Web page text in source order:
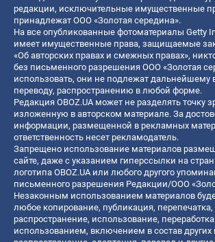
редакции, исключительные имущественные
принадлежат ООО «Золотая середина».
На все опубликованные фотоматериалы Getty
имеет имущественные права, защищаемые
«Об авторских правах и смежных правах»,
без письменного разрешения ООО «Золотая
использовать, они не подлежат дальнейшему
переводу, распространению в любой форме.
Редакция OBOZ.UA может не разделять точку
изложенную в авторском материале. За
информации, размещенной в рекламных
ответственность несет рекламодатель.
Запрещено использование материалов
сайте, даже с указанием гиперссылки на
логотипа OBOZ.UA или любого другого
письменного разрешения Редакции/ООО
Незаконным использованием материалов
любое копирование, публикация,
распространение, использование,
использованием, включением в состав других